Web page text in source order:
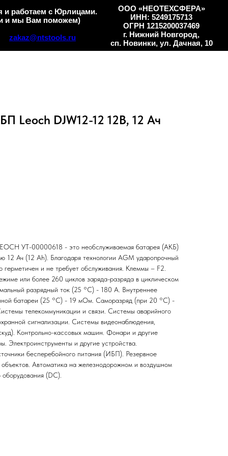
zakaz@ntstools.ru
ООО «НЕОТЕХСФЕРА»
ИНН: 5249175713
ОГРН 1215200037469
г. Нижний Новгород,
сп. Новинки, ул. Дачная, 10
и работаем с Юрлицами.
и мы Вам поможем)
Leoch DJW12-12 12В, 12 Ач
УТ-00000618 - это необслуживаемая батарея (АКБ)
12 Ач (12 Ah). Благодаря технологии AGM ударопрочный
герметичен и не требует обслуживания. Клеммы – F2.
или более 260 циклов заряда-разряда в циклическом
разрядный ток (25 °С) - 180 А. Внутреннее
батареи (25 °С) - 19 мОм. Саморазряд (при 20 °С) -
телекоммуникации и связи. Системы аварийного
сигнализации. Системы видеонаблюдения,
Контрольно-кассовых машин. Фонари и другие
Электроинструменты и другие устройства.
бесперебойного питания (ИБП). Резервное
Автоматика на железнодорожном и воздушном
(DC).